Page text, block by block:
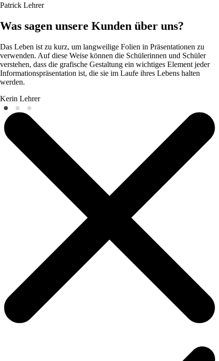
Patrick Lehrer
Was sagen unsere Kunden über uns?
Das Leben ist zu kurz, um langweilige Folien in Präsentationen zu
verwenden. Auf diese Weise können die Schülerinnen und Schüler
verstehen, dass die grafische Gestaltung ein wichtiges Element jeder
Informationspräsentation ist, die sie im Laufe ihres Lebens halten
werden.
Kerin Lehrer